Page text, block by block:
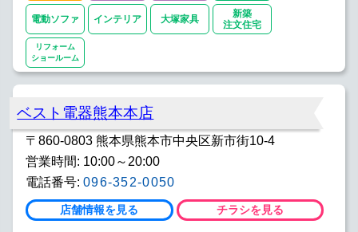
電動ソファ インテリア 大塚家具
新築
注文住宅
リフォーム
ショールーム
ベスト電器熊本本店
〒860-0803 熊本県熊本市中央区新市街10-4
営業時間: 10:00～20:00
電話番号: 096-352-0050
店舗情報を見る チラシを見る